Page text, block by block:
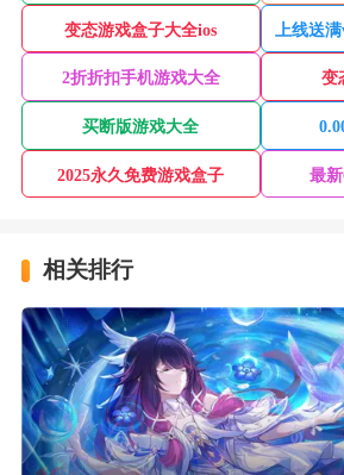
变态游戏盒子大全ios 上线送
2折折扣手机游戏大全 变
买断版游戏大全
2025永久免费游戏盒子 最
相关排行